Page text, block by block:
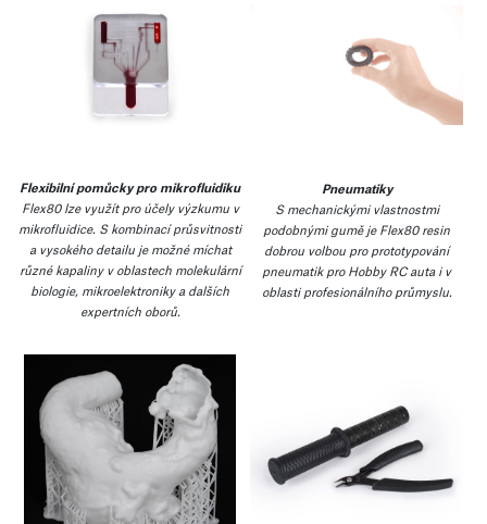
Flexibilní pomůcky pro mikrofluidiku
Flex80 lze využít pro účely výzkumu v
mikrofluidice. S kombinací průsvitnosti
a vysokého detailu je možné míchat
různé kapaliny v oblastech molekulární
biologie, mikroelektroniky a dalších
expertních oborů.
Pneumatiky
S mechanickými vlastnostmi
podobnými gumě je Flex80 resin
dobrou volbou pro prototypování
pneumatik pro Hobby RC auta i v
oblasti profesionálního průmyslu.